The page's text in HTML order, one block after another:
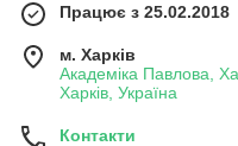
Працює з 25.02.2018
м. Харків
Академіка Павлова,
Харків, Україна
Контакти